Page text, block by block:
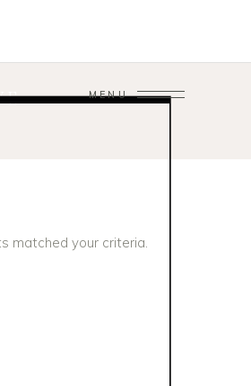
MENU
matched your criteria.